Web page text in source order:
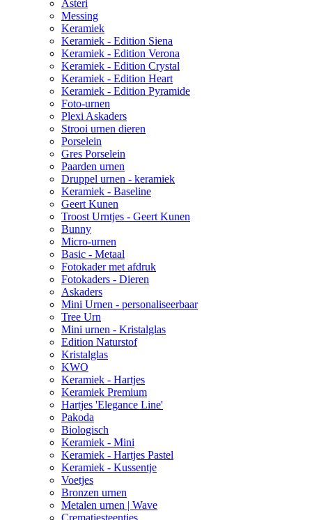
Asteri
Messing
Keramiek
Keramiek - Edition Siena
Keramiek - Edition Verona
Keramiek - Edition Crystal
Keramiek - Edition Heart
Keramiek - Edition Pyramide
Foto-urnen
Plexi Askaders
Strooi urnen dieren
Porselein
Gres Porselein
Paarden urnen
Druppel urnen - keramiek
Keramiek - Baseline
Geert Kunen
Troost Urntjes - Geert Kunen
Bunny
Micro-urnen
Basic - Metaal
Fotokader met afdruk
Fotokaders - Dieren
Askaders
Mini Urnen - personaliseerbaar
Tree Urn
Mini urnen - Kristalglas
Edition Naturstof
Kristalglas
KWO
Keramiek - Hartjes
Keramiek Premium
Hartjes 'Elegance Line'
Pakoda
Biologisch
Keramiek - Mini
Keramiek - Hartjes Pastel
Keramiek - Kussentje
Voetjes
Bronzen urnen
Metalen urnen | Wave
Crematiesteentjes